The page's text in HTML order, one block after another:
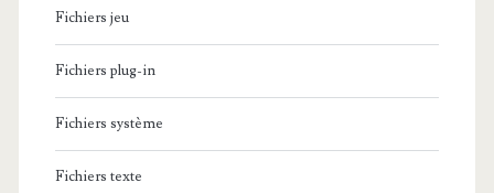
Fichiers jeu
Fichiers plug-in
Fichiers système
Fichiers texte